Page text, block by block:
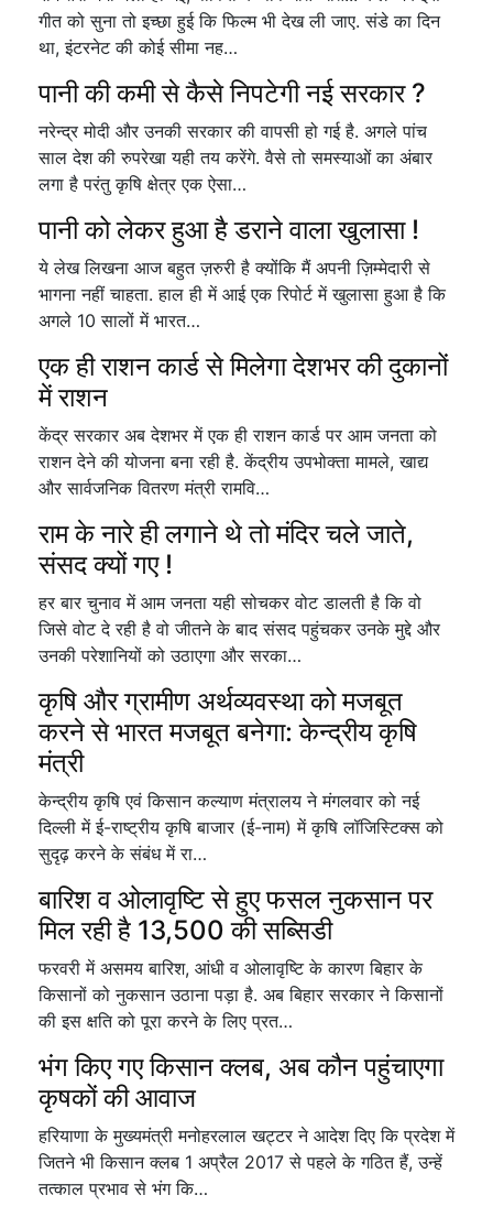
गीत को सुना तो इच्छा हुई कि फिल्म भी देख ली जाए. संडे का दिन
था, इंटरनेट की कोई सीमा नह…
पानी की कमी से कैसे निपटेगी नई सरकार ?
नरेन्द्र मोदी और उनकी सरकार की वापसी हो गई है. अगले पांच
साल देश की रुपरेखा यही तय करेंगे. वैसे तो समस्याओं का अंबार
लगा है परंतु कृषि क्षेत्र एक ऐसा…
पानी को लेकर हुआ है डराने वाला खुलासा !
ये लेख लिखना आज बहुत ज़रुरी है क्योंकि मैं अपनी ज़िम्मेदारी से
भागना नहीं चाहता. हाल ही में आई एक रिपोर्ट में खुलासा हुआ है कि
अगले 10 सालों में भारत…
एक ही राशन कार्ड से मिलेगा देशभर की दुकानों
में राशन
केंद्र सरकार अब देशभर में एक ही राशन कार्ड पर आम जनता को
राशन देने की योजना बना रही है. केंद्रीय उपभोक्ता मामले, खाद्य
और सार्वजनिक वितरण मंत्री रामवि…
राम के नारे ही लगाने थे तो मंदिर चले जाते,
संसद क्यों गए !
हर बार चुनाव में आम जनता यही सोचकर वोट डालती है कि वो
जिसे वोट दे रही है वो जीतने के बाद संसद पहुंचकर उनके मुद्दे और
उनकी परेशानियों को उठाएगा और सरका…
कृषि और ग्रामीण अर्थव्यवस्था को मजबूत
करने से भारत मजबूत बनेगा: केन्द्रीय कृषि
मंत्री
केन्द्रीय कृषि एवं किसान कल्याण मंत्रालय ने मंगलवार को नई
दिल्ली में ई-राष्ट्रीय कृषि बाजार (ई-नाम) में कृषि लॉजिस्टिक्स को
सुदृढ़ करने के संबंध में रा…
बारिश व ओलावृष्टि से हुए फसल नुकसान पर
मिल रही है 13,500 की सब्सिडी
फरवरी में असमय बारिश, आंधी व ओलावृष्टि के कारण बिहार के
किसानों को नुकसान उठाना पड़ा है. अब बिहार सरकार ने किसानों
की इस क्षति को पूरा करने के लिए प्रत…
भंग किए गए किसान क्लब, अब कौन पहुंचाएगा
कृषकों की आवाज
हरियाणा के मुख्यमंत्री मनोहरलाल खट्टर ने आदेश दिए कि प्रदेश में
जितने भी किसान क्लब 1 अप्रैल 2017 से पहले के गठित हैं, उन्हें
तत्काल प्रभाव से भंग कि…